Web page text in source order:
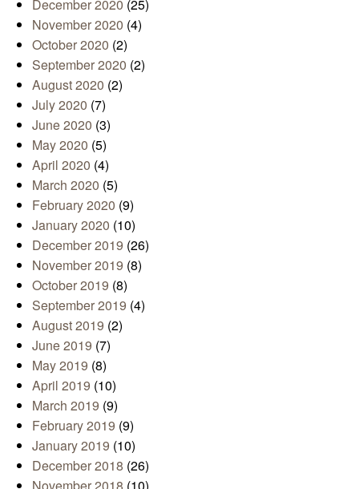
December 2020 (25)
November 2020 (4)
October 2020 (2)
September 2020 (2)
August 2020 (2)
July 2020 (7)
June 2020 (3)
May 2020 (5)
April 2020 (4)
March 2020 (5)
February 2020 (9)
January 2020 (10)
December 2019 (26)
November 2019 (8)
October 2019 (8)
September 2019 (4)
August 2019 (2)
June 2019 (7)
May 2019 (8)
April 2019 (10)
March 2019 (9)
February 2019 (9)
January 2019 (10)
December 2018 (26)